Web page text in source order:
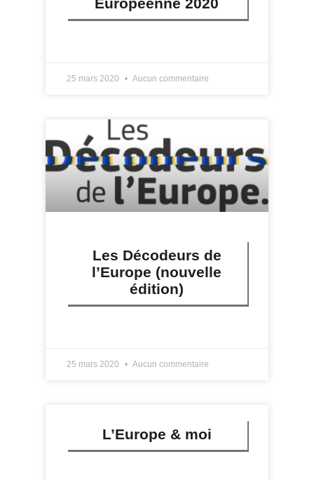
25 mars 2020 Aucun commentaire
Les Décodeurs de
l’Europe (nouvelle
édition)
25 mars 2020 Aucun commentaire
L’Europe & moi